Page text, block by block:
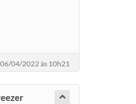
04/2022 às 10h21